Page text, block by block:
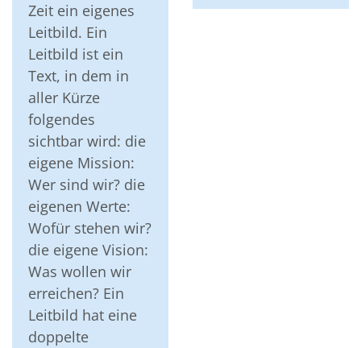
Zeit ein eigenes
Leitbild. Ein
Leitbild ist ein
Text, in dem in
aller Kürze
folgendes
sichtbar wird: die
eigene Mission:
Wer sind wir? die
eigenen Werte:
Wofür stehen wir?
die eigene Vision:
Was wollen wir
erreichen? Ein
Leitbild hat eine
doppelte